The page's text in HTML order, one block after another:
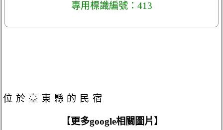
專用標識編號：413
位於臺東縣的民宿
【更多google相關圖片 】